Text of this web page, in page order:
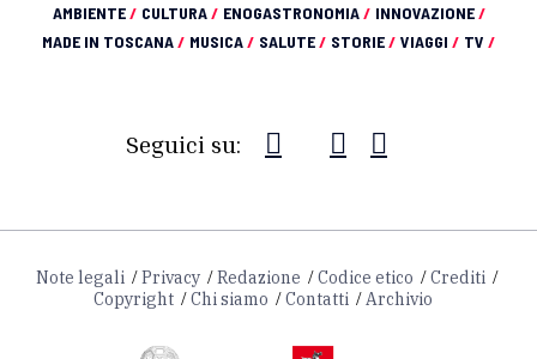
AMBIENTE/ CULTURA/ ENOGASTRONOMIA/ INNOVAZIONE/
MADE IN TOSCANA/ MUSICA/ SALUTE/ STORIE/ VIAGGI / TV /
Seguici su:
Note legali Privacy Redazione Codice etico
Crediti
Copyright
Chi siamo Contatti Archivio